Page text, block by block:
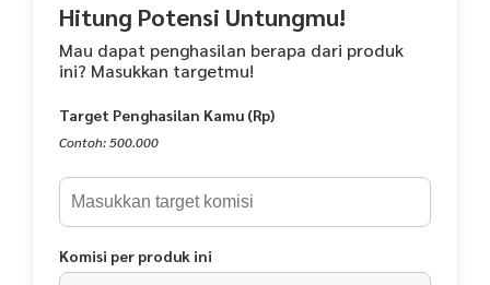
perlu membuka hijab
kesan cantik dan mewah pada mukena LAVSHA SERIES ini
Kain Atasan : Rayon Premium High Quality
Kain Bawahan + Ornamen : Katun Premium High Quality
1 kg muat 2 pcs
Detail Ukuran :
Ukuran M (Perkiraan usia 3 - 6 tahun)
*Maksimal tinggi badan anak 100 cm
Hitung Potensi Untungmu!
Mau dapat penghasilan berapa dari produk
ini? Masukkan targetmu!
Target Penghasilan Kamu (Rp)
Contoh: 500.000
Komisi per produk ini